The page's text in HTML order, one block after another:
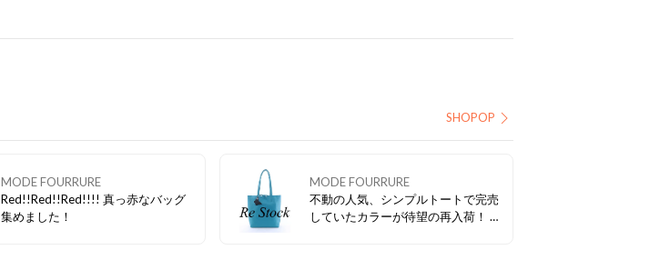
SHOPOP
MODE FOURRURE
Red!!Red!!Red!!!! 真っ赤なバッグ
集めました！
MODE FOURRURE
不動の人気、シンプルトートで完売
していたカラーが待望の再入荷！ ど